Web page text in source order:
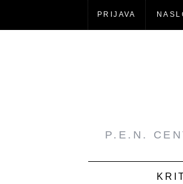
PRIJAVA
P.E.N.